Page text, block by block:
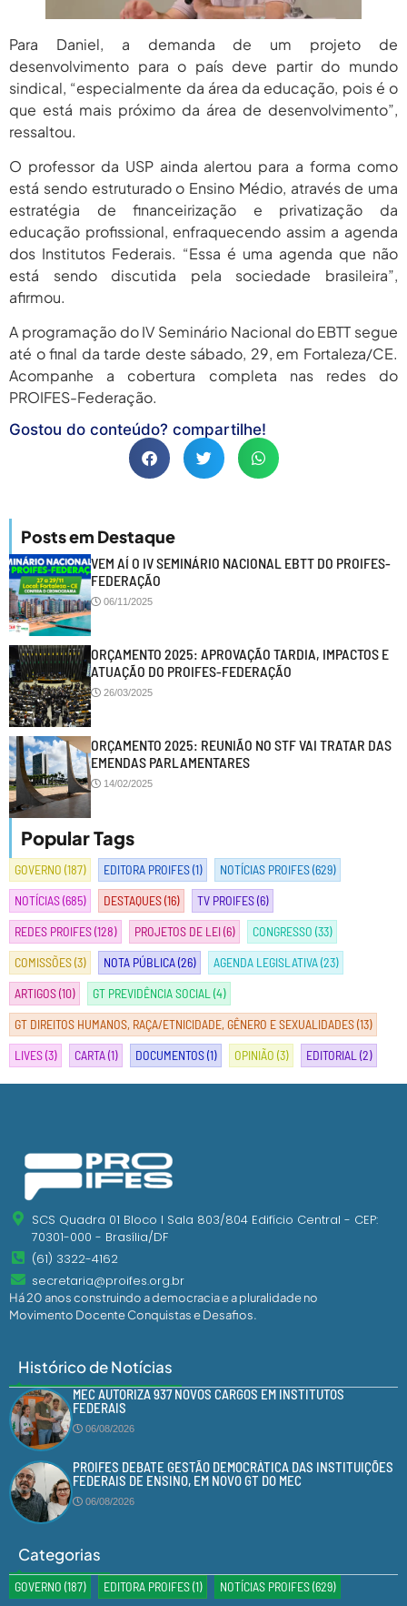
Para Daniel, a demanda de um projeto de
desenvolvimento para o país deve partir do mundo
sindical, “especialmente da área da educação, pois é o
que está mais próximo da área de desenvolvimento”,
ressaltou.
O professor da USP ainda alertou para a forma como
está sendo estruturado o Ensino Médio, através de uma
estratégia de financeirização e privatização da
educação profissional, enfraquecendo assim a agenda
dos Institutos Federais. “Essa é uma agenda que não
está sendo discutida pela sociedade brasileira”,
afirmou.
A programação do IV Seminário Nacional do EBTT segue
até o final da tarde deste sábado, 29, em Fortaleza/CE.
Acompanhe a cobertura completa nas redes do
PROIFES-Federação.
Gostou do conteúdo? compartilhe!
Posts em Destaque
VEM AÍ O IV SEMINÁRIO NACIONAL EBTT DO PROIFES-
FEDERAÇÃO
06/11/2025
ORÇAMENTO 2025: APROVAÇÃO TARDIA, IMPACTOS E
ATUAÇÃO DO PROIFES-FEDERAÇÃO
26/03/2025
ORÇAMENTO 2025: REUNIÃO NO STF VAI TRATAR DAS
EMENDAS PARLAMENTARES
14/02/2025
Popular Tags
GOVERNO (187) EDITORA PROIFES(1) NOTÍCIAS PROIFES(629)
NOTÍCIAS(685) DESTAQUES(16) TV PROIFES(6)
REDES PROIFES(128) PROJETOS DE LEI(6) CONGRESSO (33)
COMISSÕES(3) NOTA PÚBLICA(26) AGENDA LEGISLATIVA(23)
ARTIGOS(10) GT PREVIDÊNCIA SOCIAL (4)
GT DIREITOS HUMANOS, RAÇA/ETNICIDADE, GÊNERO E SEXUALIDADES(13)
LIVES(3) CARTA(1) DOCUMENTOS(1) OPINIÃO (3) EDITORIAL (2)
SCS Quadra 01 Bloco I Sala 803/804 Edifício Central - CEP:
70301-000 - Brasília/DF
(61) 3322-4162
secretaria@proifes.org.br
Há 20 anos construindo a democracia e a pluralidade no
Movimento Docente Conquistas e Desafios.
Histórico de Notícias
MEC AUTORIZA 937 NOVOS CARGOS EM INSTITUTOS
FEDERAIS
06/08/2026
PROIFES DEBATE GESTÃO DEMOCRÁTICA DAS INSTITUIÇÕES
FEDERAIS DE ENSINO, EM NOVO GT DO MEC
06/08/2026
Categorias
GOVERNO (187) EDITORA PROIFES(1) NOTÍCIAS PROIFES(629)